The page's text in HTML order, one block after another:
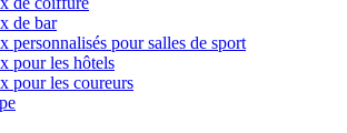
de bar
personnalisés pour salles de sport
pour les hôtels
pour les coureurs